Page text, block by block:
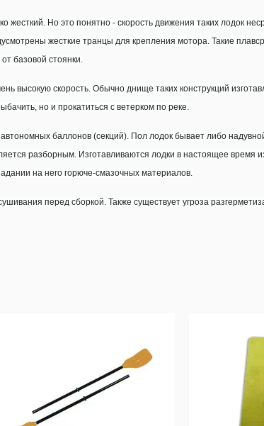
жесткий. Но это понятно - скорость движения таких лодок
жесткие транцы для крепления мотора. Такие
базовой стоянки.
высокую скорость. Обычно днище таких конструкций
но и прокатиться с ветерком по реке.
баллонов (секций). Пол лодок бывает либо
разборным. Изготавливаются лодки в настоящее время
на него горюче-смазочных материалов.
перед сборкой. Также существует угроза